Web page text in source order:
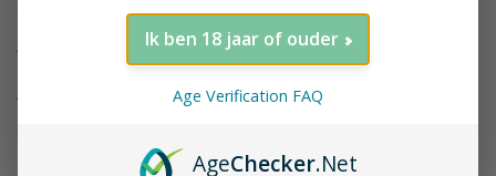
Ik ben 18 jaar of ouder
Age Verification FAQ
AgeChecker.Net